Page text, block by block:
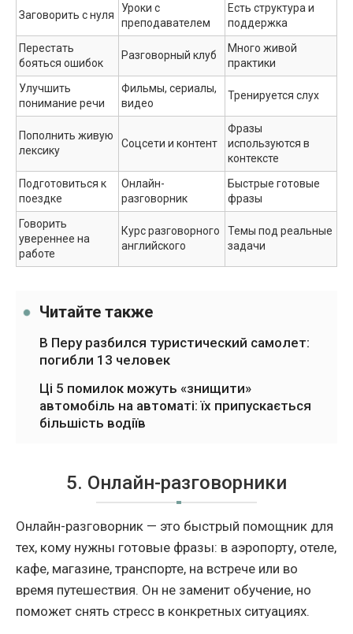
Заговорить с нуля
Уроки с
преподавателем
Есть структура и
поддержка
Перестать
бояться ошибок
Разговорный клуб
Много живой
практики
Улучшить
понимание речи
Фильмы, сериалы,
видео
Тренируется слух
Пополнить живую
лексику
Соцсети и контент
Фразы
используются в
контексте
Подготовиться к
поездке
Онлайн-
разговорник
Быстрые готовые
фразы
Говорить
увереннее на
работе
Курс разговорного
английского
Темы под реальные
задачи
Читайте также
В Перу разбился туристический самолет:
погибли 13 человек
Ці 5 помилок можуть «знищити»
автомобіль на автоматі: їх припускається
більшість водіїв
5. Онлайн-разговорники
Онлайн-разговорник — это быстрый помощник для
тех, кому нужны готовые фразы: в аэропорту, отеле,
кафе, магазине, транспорте, на встрече или во
время путешествия. Он не заменит обучение, но
поможет снять стресс в конкретных ситуациях.